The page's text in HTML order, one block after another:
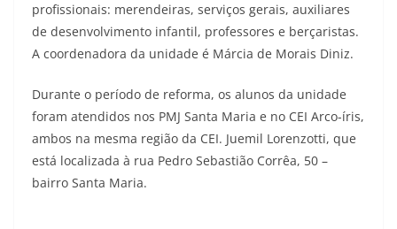
profissionais: merendeiras, serviços gerais, auxiliares
de desenvolvimento infantil, professores e berçaristas.
A coordenadora da unidade é Márcia de Morais Diniz.
Durante o período de reforma, os alunos da unidade
foram atendidos nos PMJ Santa Maria e no CEI Arco-íris,
ambos na mesma região da CEI. Juemil Lorenzotti, que
está localizada à rua Pedro Sebastião Corrêa, 50 –
bairro Santa Maria.